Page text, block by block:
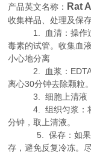
产品英文名称： Rat
收集样品、处理及保
1. 血清：操作过
毒素的试管。收集血
小心地分离
2. 血浆：EDTA，
离心30分钟去除颗粒。
3. 细胞上清液：
4. 组织匀浆：将
分钟，取上清液。
5. 保存：如果样
存，避免反复冷冻。